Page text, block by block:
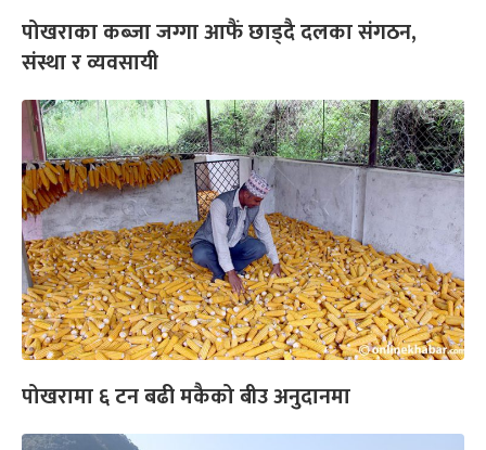
पोखराका कब्जा जग्गा आफैं छाड्दै दलका संगठन,
संस्था र व्यवसायी
पोखरामा ६ टन बढी मकैको बीउ अनुदानमा